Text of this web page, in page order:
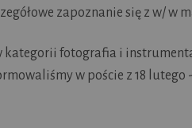
zapoznanie się z w/ w
kategorii fotografia i
w poście z 18 lutego -